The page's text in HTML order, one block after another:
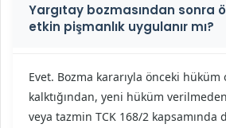
Yargıtay bozmasından sonra
etkin pişmanlık uygulanır mı?
Evet. Bozma kararıyla önceki hüküm
kalktığından, yeni hüküm
veya tazmin TCK 168/2